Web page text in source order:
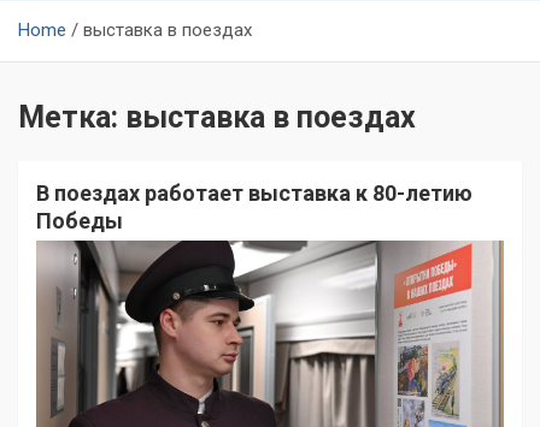
Home выставка в поездах
Метка: выставка в поездах
В поездах работает выставка к 80-летию
Победы